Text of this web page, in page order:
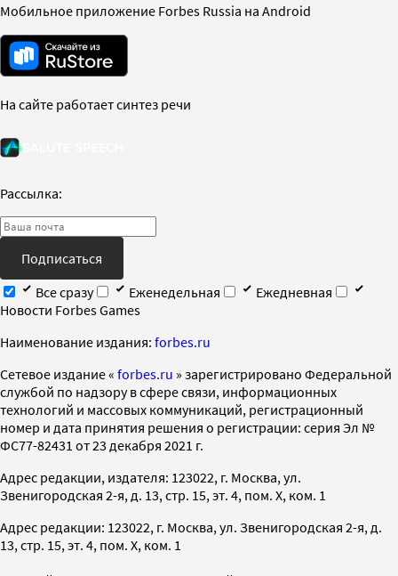
Мобильное приложение Forbes Russia на Android
На сайте работает синтез речи
Рассылка:
Подписаться
Все сразу
Еженедельная
Ежедневная
Новости Forbes Games
Наименование издания: forbes.ru
Cетевое издание « forbes.ru » зарегистрировано Федеральной
службой по надзору в сфере связи, информационных
технологий и массовых коммуникаций, регистрационный
номер и дата принятия решения о регистрации: серия Эл №
ФС77-82431 от 23 декабря 2021 г.
Адрес редакции, издателя: 123022, г. Москва, ул.
Звенигородская 2-я, д. 13, стр. 15, эт. 4, пом. X, ком. 1
Адрес редакции: 123022, г. Москва, ул. Звенигородская 2-я, д.
13, стр. 15, эт. 4, пом. X, ком. 1